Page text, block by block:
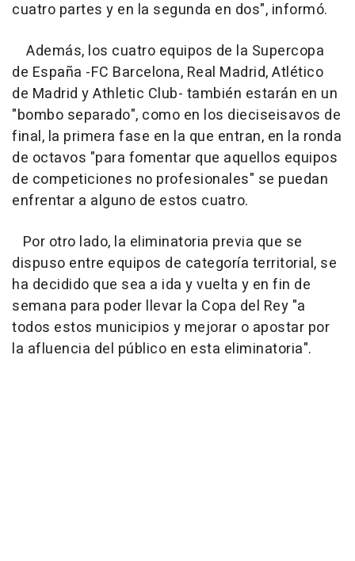
cuatro partes y en la segunda en dos", informó.
Además, los cuatro equipos de la Supercopa
de España -FC Barcelona, Real Madrid, Atlético
de Madrid y Athletic Club- también estarán en un
"bombo separado", como en los dieciseisavos de
final, la primera fase en la que entran, en la ronda
de octavos "para fomentar que aquellos equipos
de competiciones no profesionales" se puedan
enfrentar a alguno de estos cuatro.
Por otro lado, la eliminatoria previa que se
dispuso entre equipos de categoría territorial, se
ha decidido que sea a ida y vuelta y en fin de
semana para poder llevar la Copa del Rey "a
todos estos municipios y mejorar o apostar por
la afluencia del público en esta eliminatoria".